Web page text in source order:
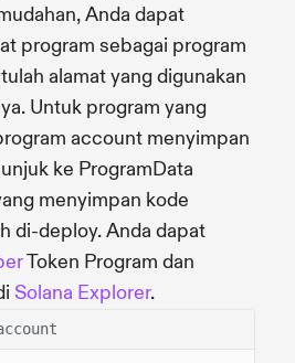
Anda dapat
program sebagai program
alamat yang digunakan
Untuk program yang
account menyimpan
ke ProgramData
menyimpan kode
di-deploy. Anda dapat
Token Program dan
Solana Explorer.